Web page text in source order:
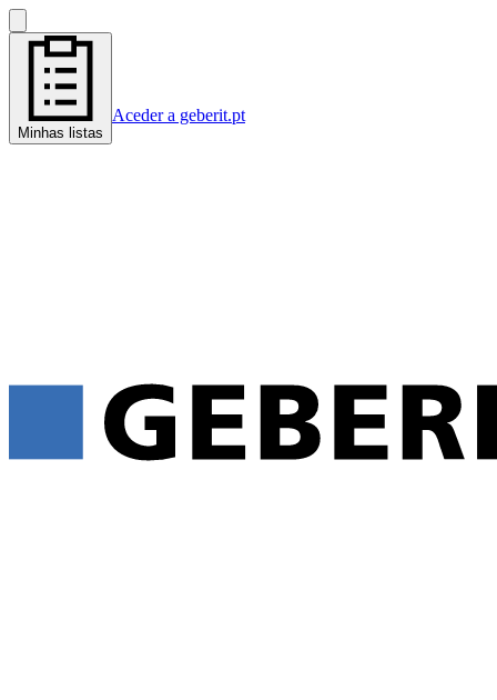
Minhas listas
Aceder a geberit.pt